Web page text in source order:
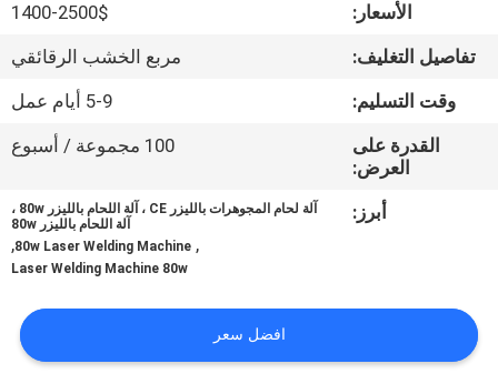
في
المعمل
مراقبة
اطلب
الأسعار:
1400-2500$
تفاصيل التغليف:
مربع الخشب الرقائقي
وقت التسليم:
5-9 أيام عمل
القدرة على
العرض:
100 مجموعة / أسبوع
أبرز:
آلة لحام المجوهرات بالليزر CE ، آلة اللحام بالليزر 80w ،
آلة اللحام بالليزر 80w
,
80w Laser Welding Machine
,
Laser Welding Machine 80w
افضل سعر